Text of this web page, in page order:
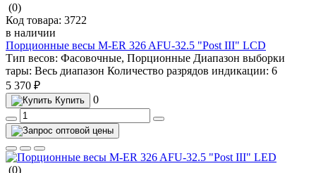
(0)
Код товара: 3722
в наличии
Порционные весы M-ER 326 AFU-32.5 "Post III" LCD
Тип весов: Фасовочные, Порционные Диапазон выборки
тары: Весь диапазон Количество разрядов индикации: 6
5 370 ₽
Купить 0
(0)